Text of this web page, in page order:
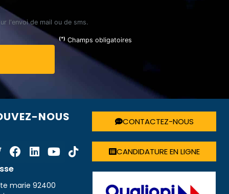
l'envoi de mail ou de sms.
(*) Champs obligatoires
NOUS
marie 92400
CONTACTEZ-NOUS
CANDIDATURE EN LIGNE